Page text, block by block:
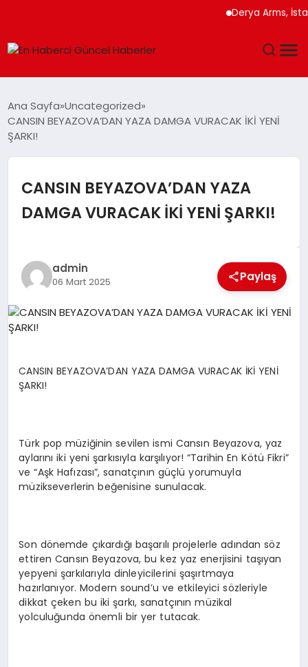
Derya Arms,
SPOR
DÜNYA
EKONOMI
SIYASET
Ana Sayfa Uncategorized
CANSIN BEYAZOVA’DAN YAZA DAMGA VURACAK İKİ YENİ
ŞARKI!
CANSIN BEYAZOVA’DAN YAZA
DAMGA VURACAK İKİ YENİ ŞARKI!
admin
06 Mart 2025 Paylaş
CANSIN BEYAZOVA’DAN YAZA DAMGA VURACAK İKİ YENİ
ŞARKI!
Türk pop müziğinin sevilen ismi Cansın Beyazova, yaz
aylarını iki yeni şarkısıyla karşılıyor! “Tarihin En Kötü Fikri”
ve “Aşk Hafızası”, sanatçının güçlü yorumuyla
müzikseverlerin beğenisine sunulacak.
Son dönemde çıkardığı başarılı projelerle adından söz
ettiren Cansın Beyazova, bu kez yaz enerjisini taşıyan
yepyeni şarkılarıyla dinleyicilerini şaşırtmaya
hazırlanıyor. Modern sound’u ve etkileyici sözleriyle
dikkat çeken bu iki şarkı, sanatçının müzikal
yolculuğunda önemli bir yer tutacak.